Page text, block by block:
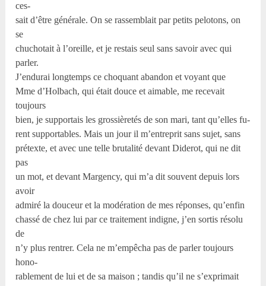
ces-
sait d’être générale. On se rassemblait par petits pelotons, on
se
chuchotait à l’oreille, et je restais seul sans savoir avec qui
parler.
J’endurai longtemps ce choquant abandon et voyant que
Mme d’Holbach, qui était douce et aimable, me recevait
toujours
bien, je supportais les grossièretés de son mari, tant qu’elles fu-
rent supportables. Mais un jour il m’entreprit sans sujet, sans
prétexte, et avec une telle brutalité devant Diderot, qui ne dit
pas
un mot, et devant Margency, qui m’a dit souvent depuis lors
avoir
admiré la douceur et la modération de mes réponses, qu’enfin
chassé de chez lui par ce traitement indigne, j’en sortis résolu
de
n’y plus rentrer. Cela ne m’empêcha pas de parler toujours
hono-
rablement de lui et de sa maison ; tandis qu’il ne s’exprimait